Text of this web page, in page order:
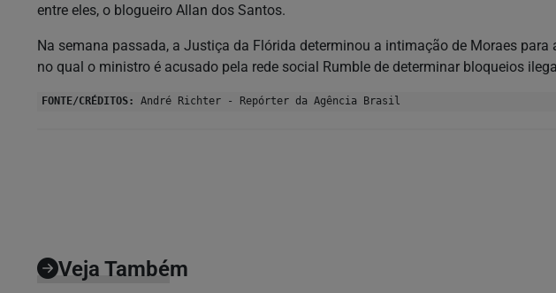
entre eles, o blogueiro Allan dos Santos.
Na semana passada, a Justiça da Flórida determinou a intimação de Moraes para
no qual o ministro é acusado pela rede social Rumble de determinar bloqueios
FONTE/CRÉDITOS: André Richter - Repórter da Agência Brasil
Veja Também